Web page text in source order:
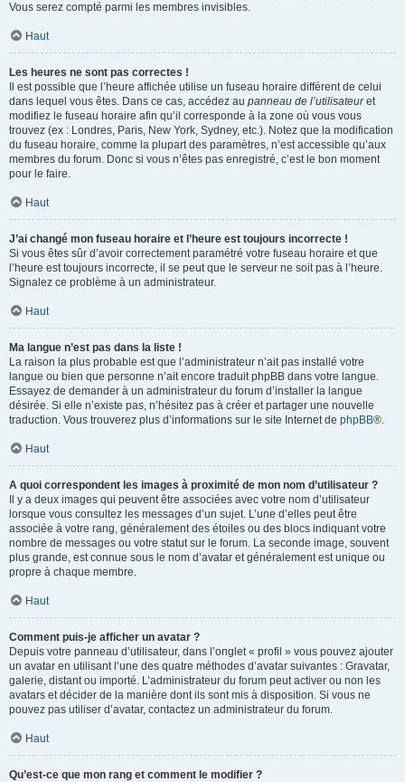
Vous serez compté parmi les membres invisibles.
Haut
Les heures ne sont pas correctes !
Il est possible que l’heure affichée utilise un fuseau horaire différent de celui
dans lequel vous êtes. Dans ce cas, accédez au panneau de l’utilisateuret
modifiez le fuseau horaire afin qu’il corresponde à la zone où vous vous
trouvez (ex : Londres, Paris, New York, Sydney, etc.). Notez que la modification
du fuseau horaire, comme la plupart des paramètres, n’est accessible qu’aux
membres du forum. Donc si vous n’êtes pas enregistré, c’est le bon moment
pour le faire.
Haut
J’ai changé mon fuseau horaire et l’heure est toujours incorrecte !
Si vous êtes sûr d’avoir correctement paramétré votre fuseau horaire et que
l’heure est toujours incorrecte, il se peut que le serveur ne soit pas à l’heure.
Signalez ce problème à un administrateur.
Haut
Ma langue n’est pas dans la liste !
La raison la plus probable est que l’administrateur n’ait pas installé votre
langue ou bien que personne n’ait encore traduit phpBB dans votre langue.
Essayez de demander à un administrateur du forum d’installer la langue
désirée. Si elle n’existe pas, n’hésitez pas à créer et partager une nouvelle
traduction. Vous trouverez plus d’informations sur le site Internet de phpBB®.
Haut
A quoi correspondent les images à proximité de mon nom d’utilisateur ?
Il y a deux images qui peuvent être associées avec votre nom d’utilisateur
lorsque vous consultez les messages d’un sujet. L’une d’elles peut être
associée à votre rang, généralement des étoiles ou des blocs indiquant votre
nombre de messages ou votre statut sur le forum. La seconde image, souvent
plus grande, est connue sous le nom d’avatar et généralement est unique ou
propre à chaque membre.
Haut
Comment puis-je afficher un avatar ?
Depuis votre panneau d’utilisateur, dans l’onglet « profil » vous pouvez ajouter
un avatar en utilisant l’une des quatre méthodes d’avatar suivantes : Gravatar,
galerie, distant ou importé. L’administrateur du forum peut activer ou non les
avatars et décider de la manière dont ils sont mis à disposition. Si vous ne
pouvez pas utiliser d’avatar, contactez un administrateur du forum.
Haut
Qu’est-ce que mon rang et comment le modifier ?